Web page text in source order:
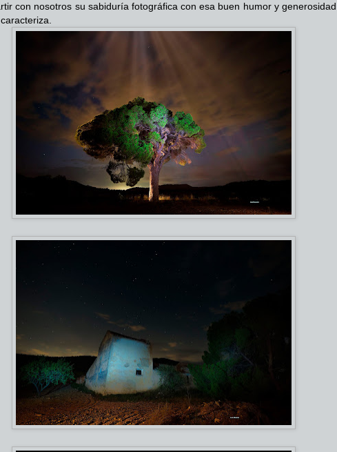
con nosotros su sabiduría fotográfica con esa buen humor y generosidad